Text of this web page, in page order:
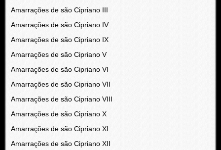
Amarrações de são Cipriano III
Amarrações de são Cipriano IV
Amarrações de são Cipriano IX
Amarrações de são Cipriano V
Amarrações de são Cipriano VI
Amarrações de são Cipriano VII
Amarrações de são Cipriano VIII
Amarrações de são Cipriano X
Amarrações de são Cipriano XI
Amarrações de são Cipriano XII